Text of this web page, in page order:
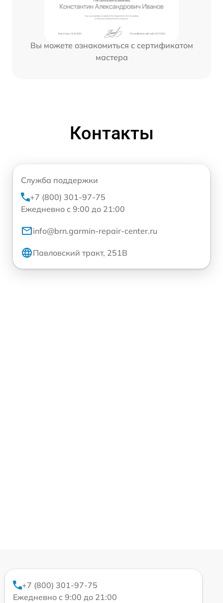
Вы можете ознакомиться с сертификатом
мастера
Контакты
Служба поддержки
+7 (800) 301-97-75
Ежедневно с 9:00 до 21:00
info@brn.garmin-repair-center.ru
Павловский тракт, 251В
+7 (800) 301-97-75
Ежедневно с 9:00 до 21:00